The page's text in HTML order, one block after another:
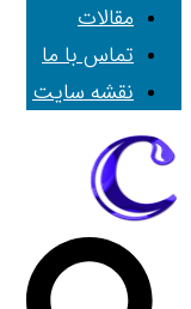
مقالات
تماس با ما
نقشه سایت